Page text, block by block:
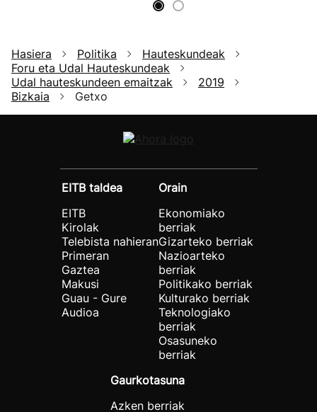
Hasiera Politika
Hauteskundeak
Foru eta Udal Hauteskundeak
Udal hauteskundeen emaitzak
2019
Bizkaia
Getxo
EITB taldea
EITB
Kirolak
Telebista nahieran
Primeran
Gaztea
Makusi
Guau - Gure
Audioa
Orain
Ekonomiako
berriak
Gizarteko berriak
Nazioarteko
berriak
Politikako berriak
Kulturako berriak
Teknologiako
berriak
Osasuneko
berriak
Gaurkotasuna
Azken berriak